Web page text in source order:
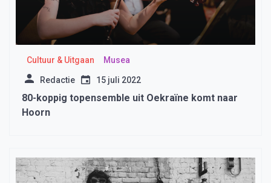
Cultuur & Uitgaan Musea
Redactie 15 juli 2022
80-koppig topensemble uit Oekraïne komt naar
Hoorn